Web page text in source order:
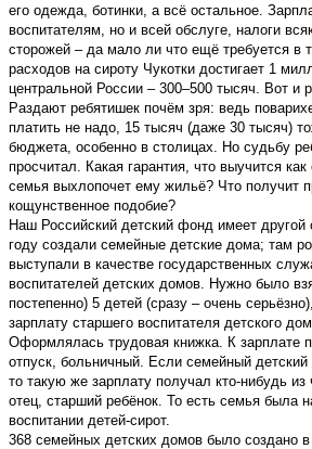
его одежда, ботинки, а всё остальное.
воспитателям, но и всей обслуге, налоги
сторожей – да мало ли что ещё требуется в
расходов на сироту Чукотки достигает 1
центральной России – 300–500 тысяч. Вот и
Раздают ребятишек почём зря: ведь
платить не надо, 15 тысяч (даже 30 тысяч)
бюджета, особенно в столицах. Но судьбу
просчитал. Какая гарантия, что выучится
семья выхлопочет ему жильё? Что получит
кощунственное подобие?
Наш Российский детский фонд имеет
году создали семейные детские дома; там
выступали в качестве государственных
воспитателей детских домов. Нужно было
постепенно) 5 детей (сразу – очень
зарплату старшего воспитателя детского
Оформлялась трудовая книжка. К зарплате
отпуск, больничный. Если семейный
то такую же зарплату получал кто-нибудь
отец, старший ребёнок. То есть семья была
воспитании детей-сирот.
368 семейных детских домов было создано